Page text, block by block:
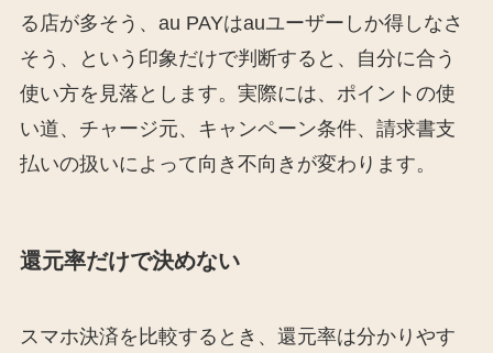
る店が多そう、au PAYはauユーザーしか得しなさ
そう、という印象だけで判断すると、自分に合う
使い方を見落とします。実際には、ポイントの使
い道、チャージ元、キャンペーン条件、請求書支
払いの扱いによって向き不向きが変わります。
還元率だけで決めない
スマホ決済を比較するとき、還元率は分かりやす